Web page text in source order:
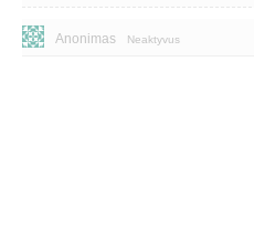
Anonimas Neaktyvus